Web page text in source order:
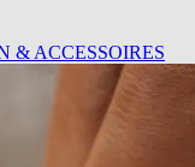
& ACCESSOIRES